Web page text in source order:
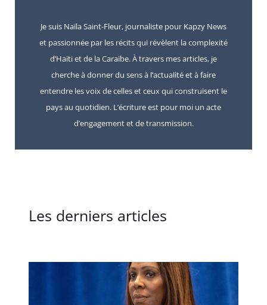
Je suis Naïla Saint-Fleur, journaliste pour Kapzy News
et passionnée par les récits qui révèlent la complexité
d’Haïti et de la Caraïbe. À travers mes articles, je
cherche à donner du sens à l’actualité et à faire
entendre les voix de celles et ceux qui construisent le
pays au quotidien. L’écriture est pour moi un acte
d’engagement et de transmission.
Les derniers articles